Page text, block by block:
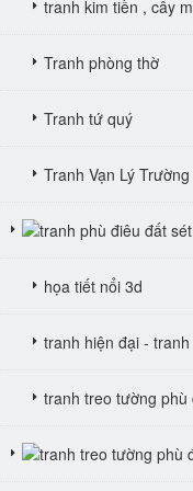
tranh kim tiền , cây
Tranh phòng thờ
Tranh tứ quý
Tranh Vạn Lý
họa tiết nổi 3d
tranh hiện đại -
tranh treo tường phù